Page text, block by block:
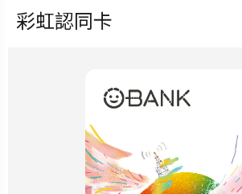
彩虹認同卡